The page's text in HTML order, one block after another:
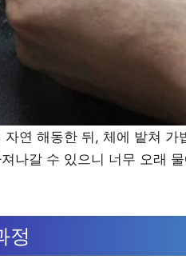
연 해동한 뒤, 체에 밭쳐 가
나갈 수 있으니 너무 오래
정